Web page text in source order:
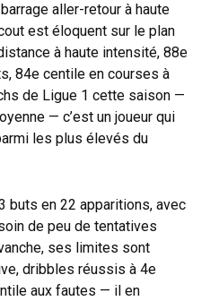
aller-retour à haute
est éloquent sur le plan
à haute intensité, 88e
84e centile en courses à
de Ligue 1 cette saison —
— c’est un joueur qui
les plus élevés du
buts en 22 apparitions, avec
de peu de tentatives
ses limites sont
dribbles réussis à 4e
aux fautes — il en